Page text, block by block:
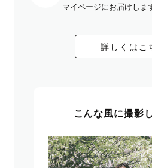
マイページにお届けしま
詳しくはこ
こんな風に撮影